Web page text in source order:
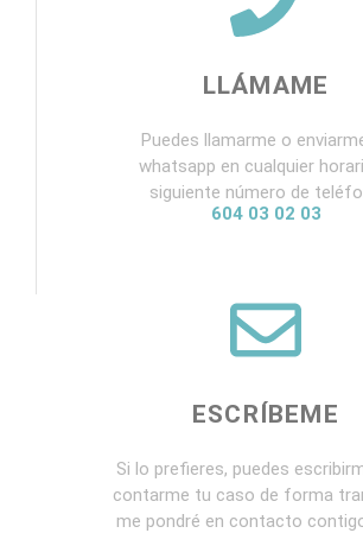
LLÁMAME
Puedes llamarme o
whatsapp en cualquier
siguiente número de
604 03 02 03
ESCRÍBEME
Si lo prefieres, puedes
contarme tu caso de forma
me pondré en contacto